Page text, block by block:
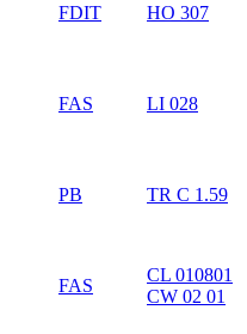
FDIT HO 307
FAS LI 028
PB TR C 1.59
FAS
CL 010801
CW 02 01